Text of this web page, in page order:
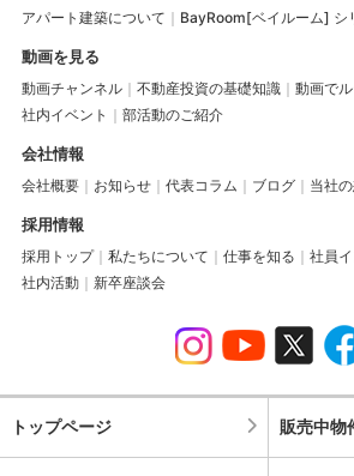
アパート建築について BayRoom[ベイルーム] シ
動画を見る
動画チャンネル 不動産投資の基礎知識
動画で
社内イベント
部活動のご紹介
会社情報
会社概要 お知らせ 代表コラム ブログ 当社
採用情報
採用トップ 私たちについて 仕事を知る 社員
社内活動
新卒座談会
トップページ 販売中物